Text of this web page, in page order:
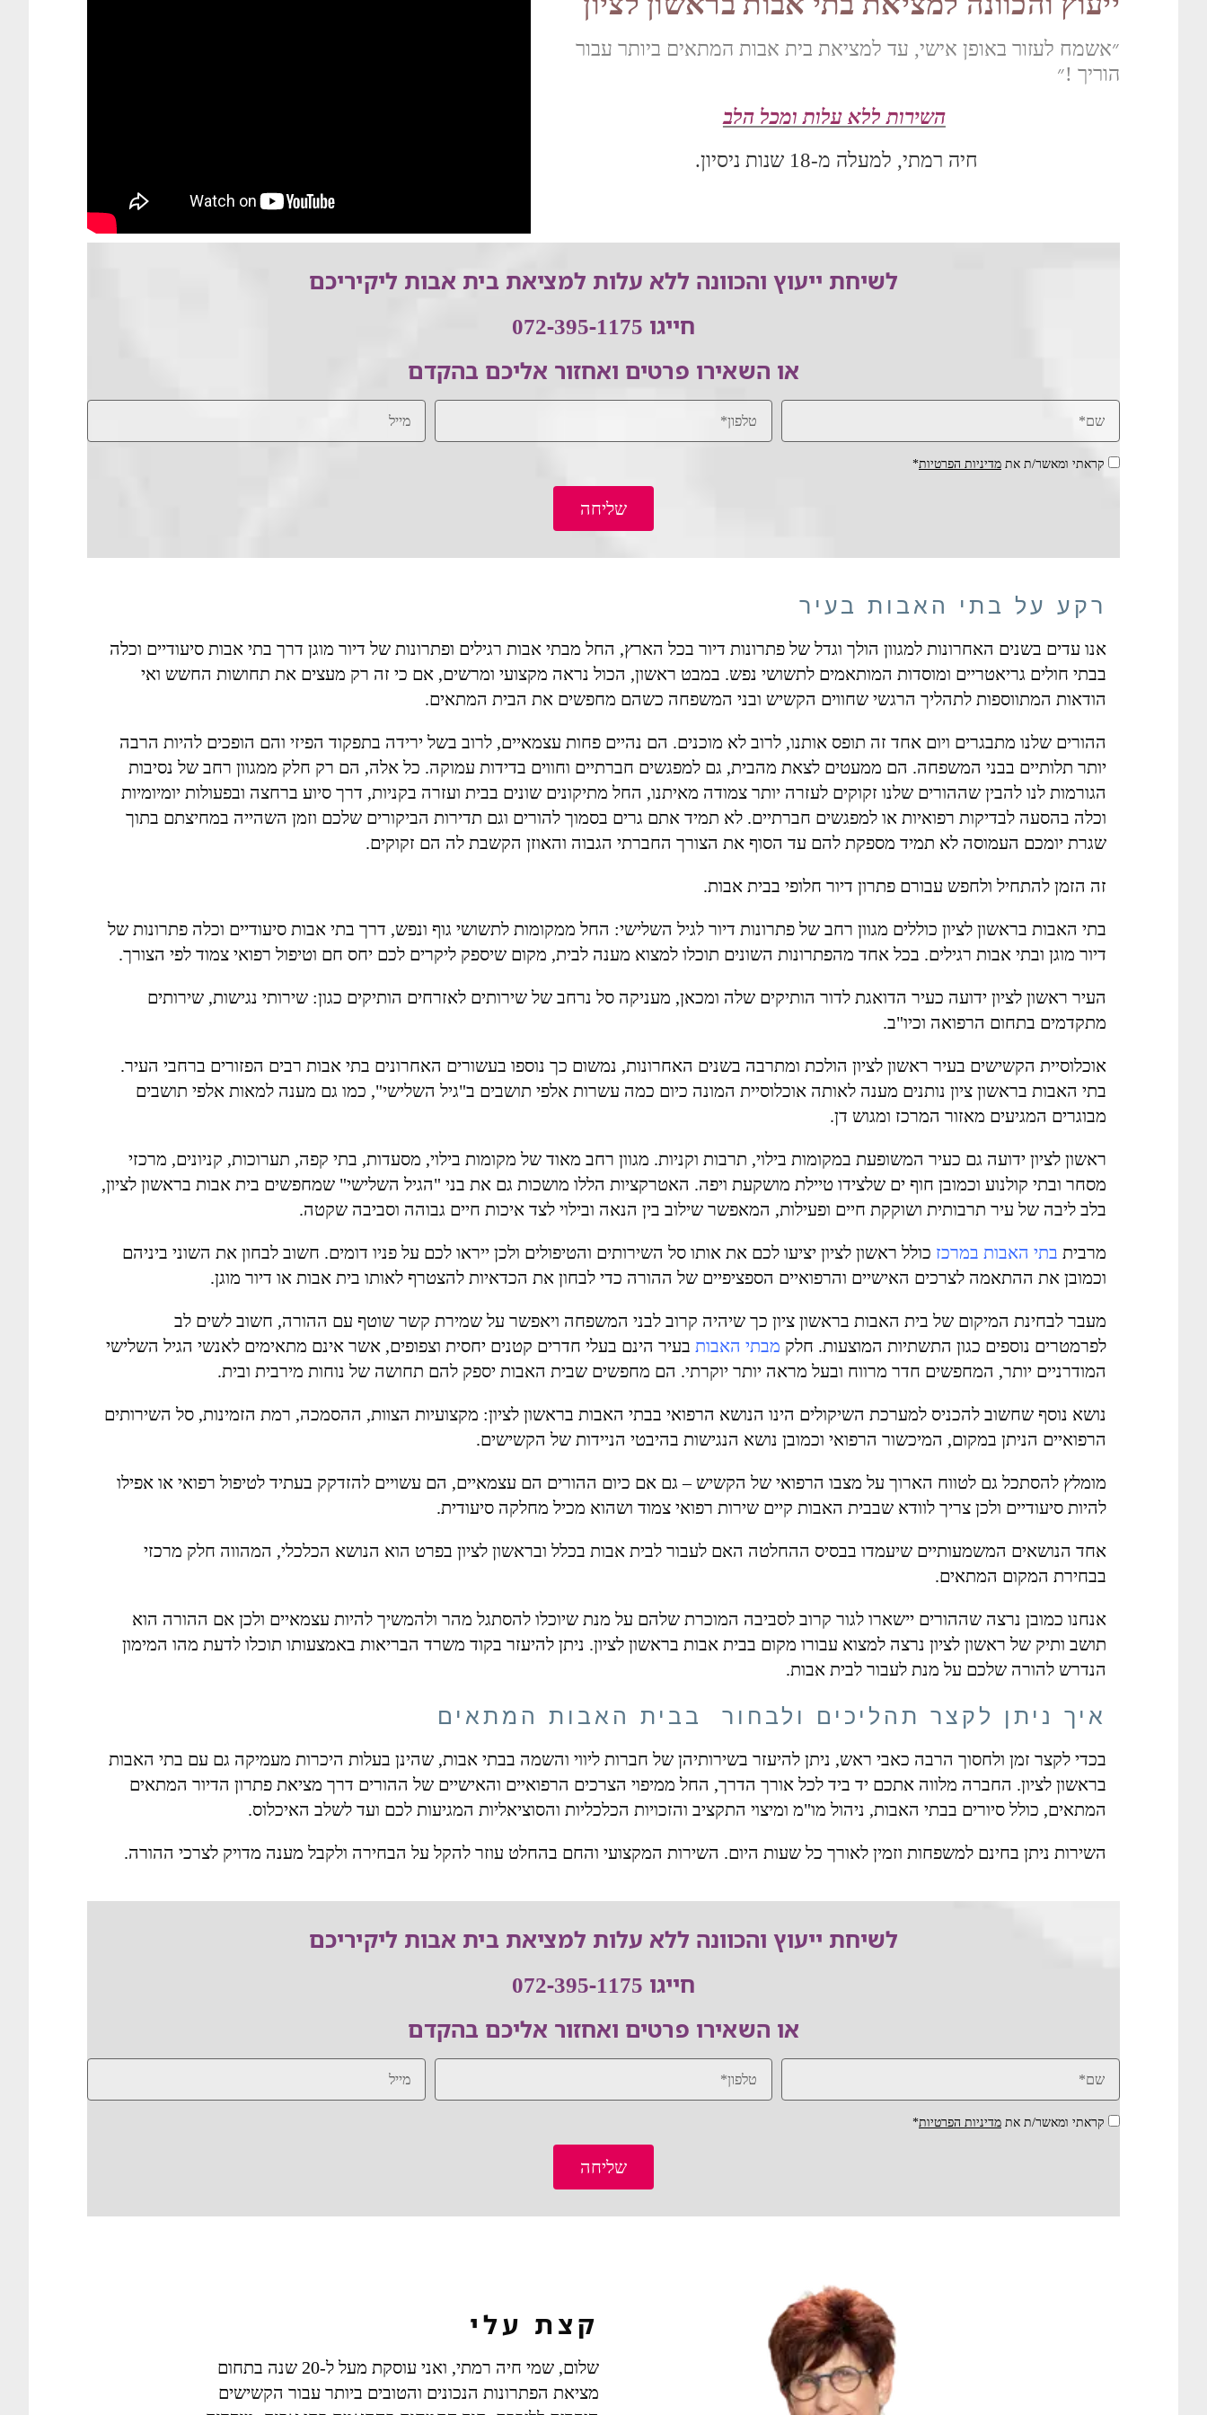
״אשמח לעזור באופן אישי, עד למציאת בית אבות המתאים ביותר עבור
הוריך !״
השירות ללא עלות ומכל הלב
חיה רמתי, למעלה מ-18 שנות ניסיון.
לשיחת ייעוץ והכוונה ללא עלות למציאת בית אבות ליקיריכם
חייגו 072-395-1175
או השאירו פרטים ואחזור אליכם בהקדם
קראתי ומאשר/ת את מדיניות הפרטיות*
שליחה
רקע על בתי האבות בעיר
אנו עדים בשנים האחרונות למגוון הולך וגדל של פתרונות דיור בכל הארץ, החל מבתי אבות רגילים ופתרונות של דיור מוגן דרך בתי אבות סיעודיים וכלה
בבתי חולים גריאטריים ומוסדות המותאמים לתשושי נפש. במבט ראשון, הכול נראה מקצועי ומרשים, אם כי זה רק מעצים את תחושות החשש ואי
הודאות המתווספות לתהליך הרגשי שחווים הקשיש ובני המשפחה כשהם מחפשים את הבית המתאים.
ההורים שלנו מתבגרים ויום אחד זה תופס אותנו, לרוב לא מוכנים. הם נהיים פחות עצמאיים, לרוב בשל ירידה בתפקוד הפיזי והם הופכים להיות הרבה
יותר תלותיים בבני המשפחה. הם ממעטים לצאת מהבית, גם למפגשים חברתיים וחווים בדידות עמוקה. כל אלה, הם רק חלק ממגוון רחב של נסיבות
הגורמות לנו להבין שההורים שלנו זקוקים לעזרה יותר צמודה מאיתנו, החל מתיקונים שונים בבית ועזרה בקניות, דרך סיוע ברחצה ובפעולות יומיומיות
וכלה בהסעה לבדיקות רפואיות או למפגשים חברתיים. לא תמיד אתם גרים בסמוך להורים וגם תדירות הביקורים שלכם וזמן השהייה במחיצתם בתוך
שגרת יומכם העמוסה לא תמיד מספקת להם עד הסוף את הצורך החברתי הגבוה והאוזן הקשבת לה הם זקוקים.
זה הזמן להתחיל ולחפש עבורם פתרון דיור חלופי בבית אבות.
בתי האבות בראשון לציון כוללים מגוון רחב של פתרונות דיור לגיל השלישי: החל ממקומות לתשושי גוף ונפש, דרך בתי אבות סיעודיים וכלה פתרונות של
דיור מוגן ובתי אבות רגילים. בכל אחד מהפתרונות השונים תוכלו למצוא מענה לבית, מקום שיספק ליקרים לכם יחס חם וטיפול רפואי צמוד לפי הצורך.
העיר ראשון לציון ידועה כעיר הדואגת לדור הותיקים שלה ומכאן, מעניקה סל נרחב של שירותים לאזרחים הותיקים כגון: שירותי נגישות, שירותים
מתקדמים בתחום הרפואה וכיו"ב.
אוכלוסיית הקשישים בעיר ראשון לציון הולכת ומתרבה בשנים האחרונות, נמשום כך נוספו בעשורים האחרונים בתי אבות רבים הפזורים ברחבי העיר.
בתי האבות בראשון ציון נותנים מענה לאותה אוכלוסיית המונה כיום כמה עשרות אלפי תושבים ב"גיל השלישי", כמו גם מענה למאות אלפי תושבים
מבוגרים המגיעים מאזור המרכז ומגוש דן.
ראשון לציון ידועה גם כעיר המשופעת במקומות בילוי, תרבות וקניות. מגוון רחב מאוד של מקומות בילוי, מסעדות, בתי קפה, תערוכות, קניונים, מרכזי
מסחר ובתי קולנוע וכמובן חוף ים שלצידו טיילת מושקעת ויפה. האטרקציות הללו מושכות גם את בני "הגיל השלישי" שמחפשים בית אבות בראשון לציון,
בלב ליבה של עיר תרבותית ושוקקת חיים ופעילות, המאפשר שילוב בין הנאה ובילוי לצד איכות חיים גבוהה וסביבה שקטה.
מרבית בתי האבות במרכז כולל ראשון לציון יציעו לכם את אותו סל השירותים והטיפולים ולכן ייראו לכם על פניו דומים. חשוב לבחון את השוני ביניהם
וכמובן את ההתאמה לצרכים האישיים והרפואיים הספציפיים של ההורה כדי לבחון את הכדאיות להצטרף לאותו בית אבות או דיור מוגן.
מעבר לבחינת המיקום של בית האבות בראשון ציון כך שיהיה קרוב לבני המשפחה ויאפשר על שמירת קשר שוטף עם ההורה, חשוב לשים לב
לפרמטרים נוספים כגון התשתיות המוצעות. חלק מבתי האבות בעיר הינם בעלי חדרים קטנים יחסית וצפופים, אשר אינם מתאימים לאנשי הגיל השלישי
המודרניים יותר, המחפשים חדר מרווח ובעל מראה יותר יוקרתי. הם מחפשים שבית האבות יספק להם תחושה של נוחות מירבית ובית.
נושא נוסף שחשוב להכניס למערכת השיקולים הינו הנושא הרפואי בבתי האבות בראשון לציון: מקצועיות הצוות, ההסמכה, רמת הזמינות, סל השירותים
הרפואיים הניתן במקום, המיכשור הרפואי וכמובן נושא הנגישות בהיבטי הניידות של הקשישים.
מומלץ להסתכל גם לטווח הארוך על מצבו הרפואי של הקשיש – גם אם כיום ההורים הם עצמאיים, הם עשויים להזדקק בעתיד לטיפול רפואי או אפילו
להיות סיעודיים ולכן צריך לוודא שבבית האבות קיים שירות רפואי צמוד ושהוא מכיל מחלקה סיעודית.
אחד הנושאים המשמעותיים שיעמדו בבסיס ההחלטה האם לעבור לבית אבות בכלל ובראשון לציון בפרט הוא הנושא הכלכלי, המהווה חלק מרכזי
בבחירת המקום המתאים.
אנחנו כמובן נרצה שההורים יישארו לגור קרוב לסביבה המוכרת שלהם על מנת שיוכלו להסתגל מהר ולהמשיך להיות עצמאיים ולכן אם ההורה הוא
תושב ותיק של ראשון לציון נרצה למצוא עבורו מקום בבית אבות בראשון לציון. ניתן להיעזר בקוד משרד הבריאות באמצעותו תוכלו לדעת מהו המימון
הנדרש להורה שלכם על מנת לעבור לבית אבות.
איך ניתן לקצר תהליכים ולבחור בבית האבות המתאים
בכדי לקצר זמן ולחסוך הרבה כאבי ראש, ניתן להיעזר בשירותיהן של חברות ליווי והשמה בבתי אבות, שהינן בעלות היכרות מעמיקה גם עם בתי האבות
בראשון לציון. החברה מלווה אתכם יד ביד לכל אורך הדרך, החל ממיפוי הצרכים הרפואיים והאישיים של ההורים דרך מציאת פתרון הדיור המתאים
המתאים, כולל סיורים בבתי האבות, ניהול מו"מ ומיצוי התקציב והזכויות הכלכליות והסוציאליות המגיעות לכם ועד לשלב האיכלוס.
השירות ניתן בחינם למשפחות וזמין לאורך כל שעות היום. השירות המקצועי והחם בהחלט עוזר להקל על הבחירה ולקבל מענה מדויק לצרכי ההורה.
לשיחת ייעוץ והכוונה ללא עלות למציאת בית אבות ליקיריכם
חייגו 072-395-1175
או השאירו פרטים ואחזור אליכם בהקדם
קראתי ומאשר/ת את מדיניות הפרטיות*
שליחה
קצת עלי
שלום, שמי חיה רמתי, ואני עוסקת מעל ל-20 שנה בתחום
מציאת הפתרונות הנכונים והטובים ביותר עבור הקשישים